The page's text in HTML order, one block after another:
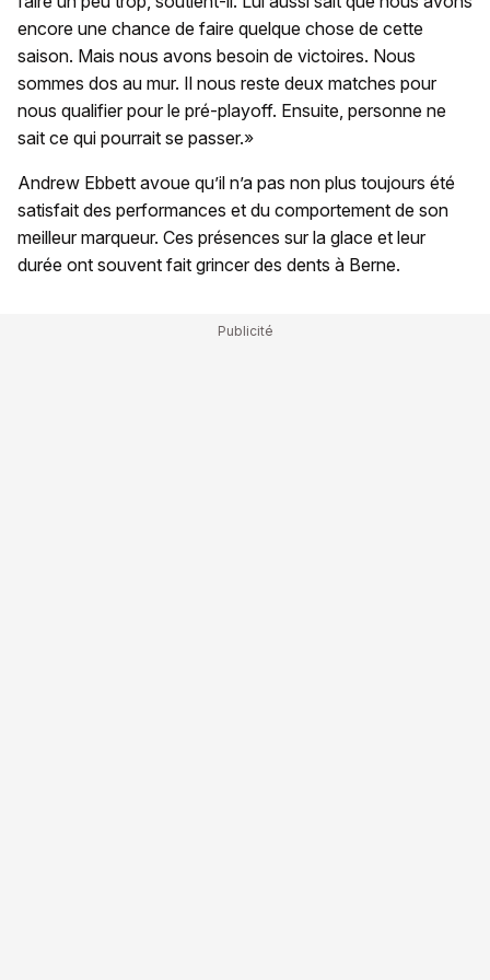
encore une chance de faire quelque chose de cette
saison. Mais nous avons besoin de victoires. Nous
sommes dos au mur. Il nous reste deux matches pour
nous qualifier pour le pré-playoff. Ensuite, personne ne
sait ce qui pourrait se passer.»
Andrew Ebbett avoue qu’il n’a pas non plus toujours été
satisfait des performances et du comportement de son
meilleur marqueur. Ces présences sur la glace et leur
durée ont souvent fait grincer des dents à Berne.